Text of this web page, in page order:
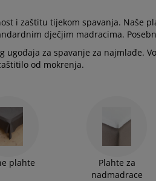
i zaštitu tijekom spavanja. Naše
dječjim madracima.
za spavanje za najmlađe.
od mokrenja.
plahte
Plahte za
nadmadrace